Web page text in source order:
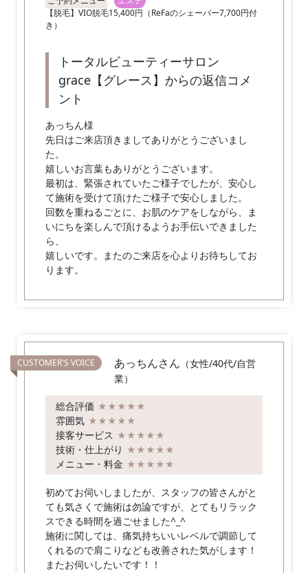
【脱毛】VIO脱毛15,400円（ReFaのシェーバー7,700円付
き）
トータルビューティーサロン
grace【グレース】からの返信コメ
ント
あっちん様
先日はご来店頂きましてありがとうございまし
た。
嬉しいお言葉もありがとうございます。
最初は、緊張されていたご様子でしたが、安心し
て施術を受けて頂けたご様子で安心しました。
回数を重ねるごとに、お肌のケアをしながら、ま
いにちを楽しんで頂けるようお手伝いできました
ら、
嬉しいです。またのご来店を心よりお待ちしてお
ります。
あっちんさん （女性/40代/自営
業）
総合評価 ★★★★★
雰囲気 ★★★★★
接客サービス ★★★★★
技術・仕上がり ★★★★★
メニュー・料金 ★★★★★
初めてお伺いしましたが、スタッフの皆さんがと
ても気さくで施術は勿論ですが、とてもリラック
スできる時間を過ごせました^_^
施術に関しては、痛気持ちいいレベルで調節して
くれるので肩こりなども改善された気がします！
またお伺いしたいです！！